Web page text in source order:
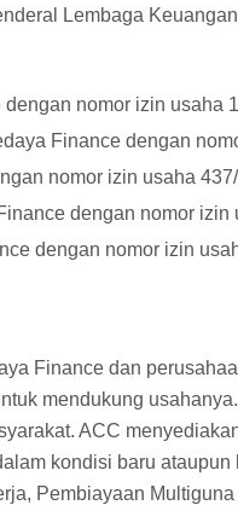
Lembaga
nomor izin usaha
Finance dengan
nomor izin usaha
dengan nomor
dengan nomor izin
Finance dan
mendukung
ACC
kondisi baru
Pembiayaan